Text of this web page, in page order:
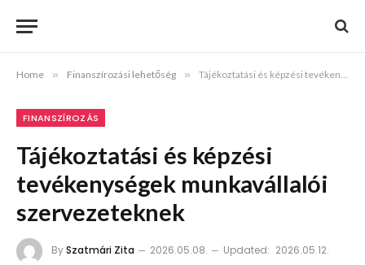
Home » Finanszírozási lehetőség » Tájékoztatási és képzési tevékenységek munkavállalói szervezeteknek
FINANSZÍROZÁS
Tájékoztatási és képzési
tevékenységek munkavállalói
szervezeteknek
BySzatmári Zita 2026.05.08. Updated: 2026.05.12.